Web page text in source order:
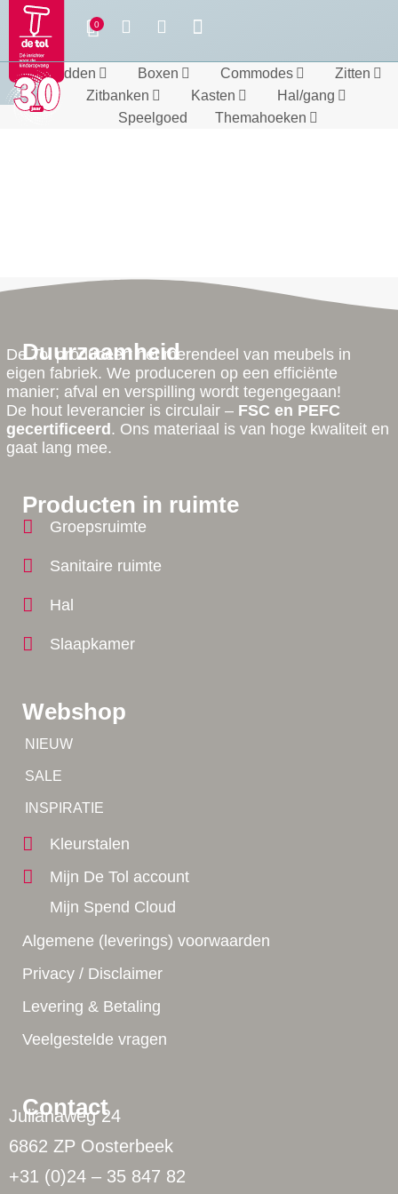
Bedden Boxen Commodes
Zitten
Zitbanken
Kasten
Hal/gang
Speelgoed
Themahoeken
Contact
Julianaweg 24
6862 ZP Oosterbeek
+31 (0)24 – 35 847 82
Webshop
NIEUW
SALE
INSPIRATIE
Kleurstalen
Mijn De Tol account
Mijn Spend Cloud
Algemene (leverings) voorwaarden
Privacy / Disclaimer
Levering & Betaling
Veelgestelde vragen
Producten in ruimte
Groepsruimte
Sanitaire ruimte
Hal
Slaapkamer
Duurzaamheid
De Tol produceert het merendeel van meubels in
eigen fabriek. We produceren op een efficiënte
manier; afval en verspilling wordt tegengegaan!
De hout leverancier is circulair – FSC en PEFC
gecertificeerd . Ons materiaal is van hoge kwaliteit en
gaat lang mee.